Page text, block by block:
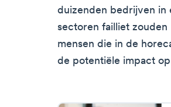
duizenden bedrijven in
sectoren failliet zouden
mensen die in de
de potentiële impact